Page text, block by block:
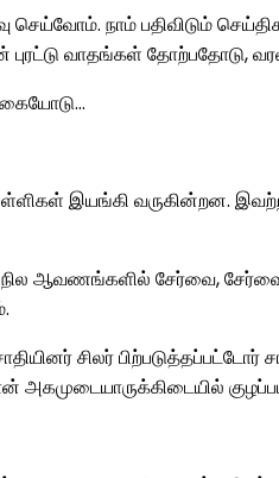
நாம் பதிவிடும்
வாதங்கள் தோற்பதோடு,
இயங்கி வருகின்றன.
ஆவணங்களில் சேர்வை,
சாதியினர் சிலர்